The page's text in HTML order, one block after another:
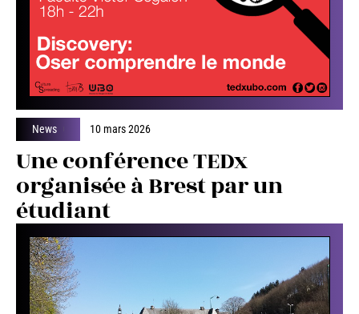
News 10 mars 2026
Une conférence TEDx
organisée à Brest par un
étudiant